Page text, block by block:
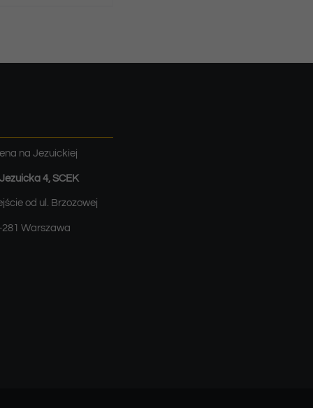
na Jezuickiej
4, SCEK
od ul. Brzozowej
281 Warszawa